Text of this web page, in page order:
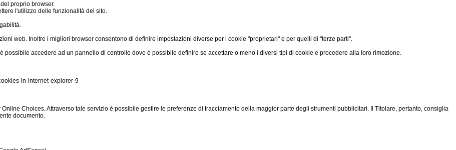
proprio browser.
l'utilizzo delle funzionalità del sito.
web. Inoltre i migliori browser consentono di definire impostazioni diverse per i cookie "proprietari" e per quelli di "terze parti".
possibile accedere ad un pannello di controllo dove è possibile definire se accettare o meno i diversi tipi di cookie e procedere alla loro rimozione.
in-internet-explorer-9
Choices. Attraverso tale servizio è possibile gestire le preferenze di tracciamento della maggior parte degli strumenti pubblicitari. Il Titolare, pertanto, consiglia
documento.